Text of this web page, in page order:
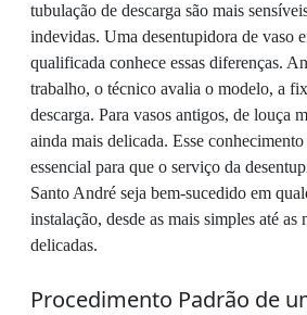
tubulação de descarga são mais
indevidas. Uma desentupidora de vaso
qualificada conhece essas diferenças.
trabalho, o técnico avalia o modelo, a
descarga. Para vasos antigos, de louça
ainda mais delicada. Esse
essencial para que o serviço da
Santo André seja bem-sucedido em
instalação, desde as mais simples até as
delicadas.
Procedimento Padrão de